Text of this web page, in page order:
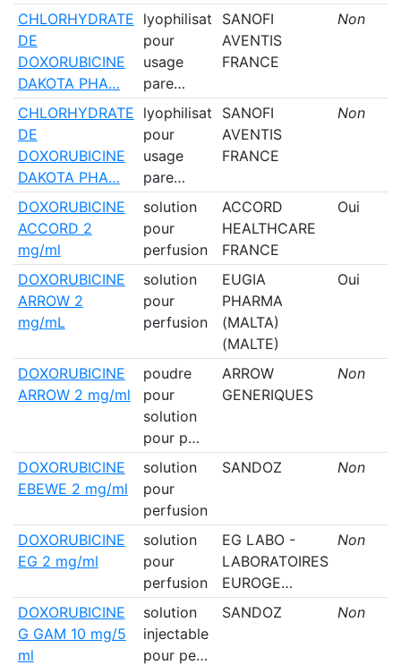
CHLORHYDRATE
DE
DOXORUBICINE
DAKOTA PHA…
lyophilisat
pour
usage
pare…
SANOFI
AVENTIS
FRANCE
Non
CHLORHYDRATE
DE
DOXORUBICINE
DAKOTA PHA…
lyophilisat
pour
usage
pare…
SANOFI
AVENTIS
FRANCE
Non
DOXORUBICINE
ACCORD 2
mg/ml
solution
pour
perfusion
ACCORD
HEALTHCARE
FRANCE
Oui
DOXORUBICINE
ARROW 2
mg/mL
solution
pour
perfusion
EUGIA
PHARMA
(MALTA)
(MALTE)
Oui
DOXORUBICINE
ARROW 2 mg/ml
poudre
pour
solution
pour p…
ARROW
GENERIQUES
Non
DOXORUBICINE
EBEWE 2 mg/ml
solution
pour
perfusion
SANDOZ Non
DOXORUBICINE
EG 2 mg/ml
solution
pour
perfusion
EG LABO -
LABORATOIRES
EUROGE…
Non
DOXORUBICINE
G GAM 10 mg/5
ml
solution
injectable
pour pe…
SANDOZ Non